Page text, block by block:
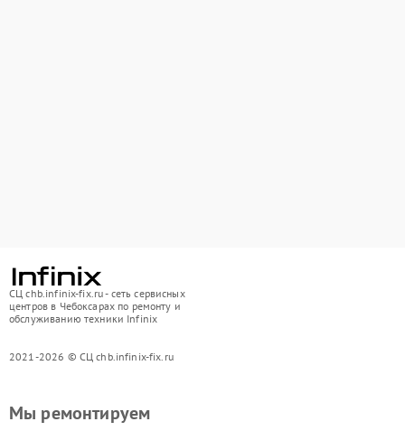
СЦ chb.infinix-fix.ru - сеть сервисных
центров в Чебоксарах по ремонту и
обслуживанию техники Infinix
2021-2026 © СЦ chb.infinix-fix.ru
Мы ремонтируем